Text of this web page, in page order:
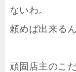
ないわ。
頼めば出来る
頑固店主のこ